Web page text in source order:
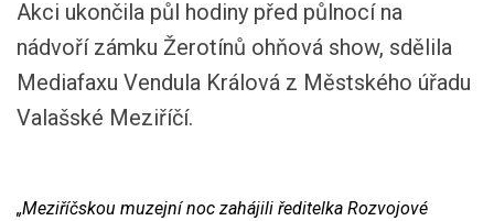
Akci ukončila půl hodiny před půlnocí na
nádvoří zámku Žerotínů ohňová show, sdělila
Mediafaxu Vendula Králová z Městského úřadu
Valašské Meziříčí.
„Meziříčskou muzejní noc zahájili ředitelka Rozvojové